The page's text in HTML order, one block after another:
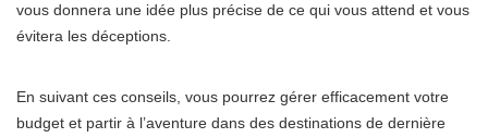
vous donnera une idée plus précise de ce qui vous attend et vous
évitera les déceptions.
En suivant ces conseils, vous pourrez gérer efficacement votre
budget et partir à l’aventure dans des destinations de dernière